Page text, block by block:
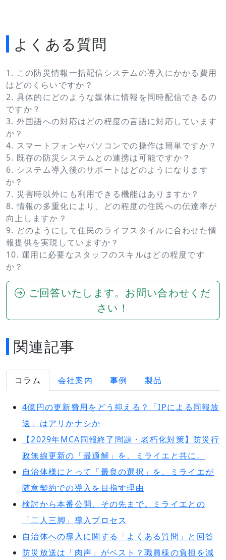
よくある質問
1. この防災情報一括配信システムの導入にかかる費用
はどのくらいですか？
2. 具体的にどのような媒体に情報を同時配信できるの
ですか？
3. 外国語への対応はどの程度の言語に対応しています
か？
4. スマートフォンやパソコンでの操作は簡単ですか？
5. 既存の防災システムとの連携は可能ですか？
6. システム導入後のサポートはどのようになります
か？
7. 災害時以外にも利用できる機能はありますか？
8. 情報の多重化により、どの程度の住民への伝達率が
向上しますか？
9. どのようにして住民のライフスタイルに合わせた情
報提供を実現していますか？
10. 運用に必要なスタッフのスキルはどの程度です
か？
ご回答いたします。お問い合わせくだ
さい！
関連記事
コラム 会社案内 事例 製品
4億円の更新費用をどう抑える？「IPによる同報放
送」はアリかナシか
【2029年MCA同報終了問題・老朽化対策】防災行
政無線更新の「最適解」を、ミライエと共に。
自治体様にとって「最良の選択」を。ミライエが
随意契約での導入を目指す理由
検討から本番公開、その先まで。ミライエとの
「二人三脚」導入プロセス
自治体への導入に関する「よくある質問」と回答
防災放送は「肉声」がベスト？職員様の負担を減